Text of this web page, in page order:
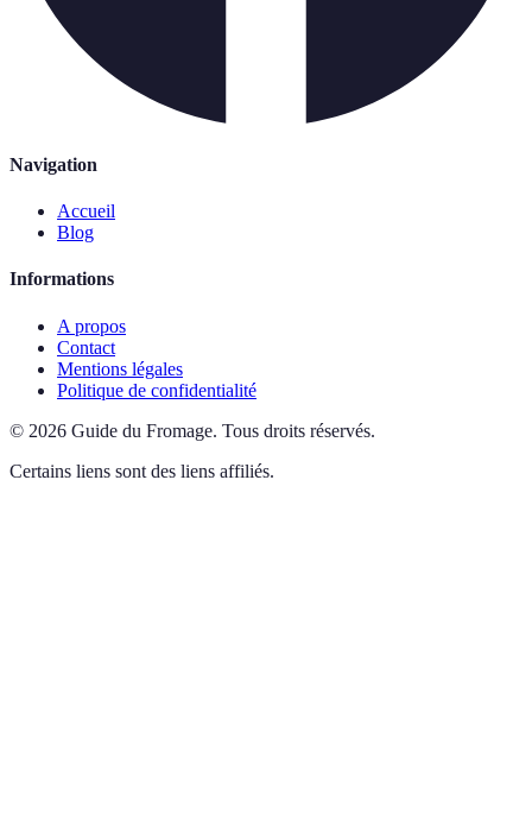
Navigation
Accueil
Blog
Informations
A propos
Contact
Mentions légales
Politique de confidentialité
© 2026 Guide du Fromage. Tous droits réservés.
Certains liens sont des liens affiliés.